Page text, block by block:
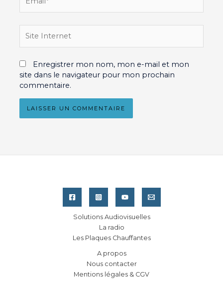
Internet
Enregistrer mon nom, mon e-mail et mon
site dans le navigateur pour mon prochain
commentaire.
Solutions Audiovisuelles
La radio
Les Plaques Chauffantes
A propos
Nous contacter
Mentions légales & CGV